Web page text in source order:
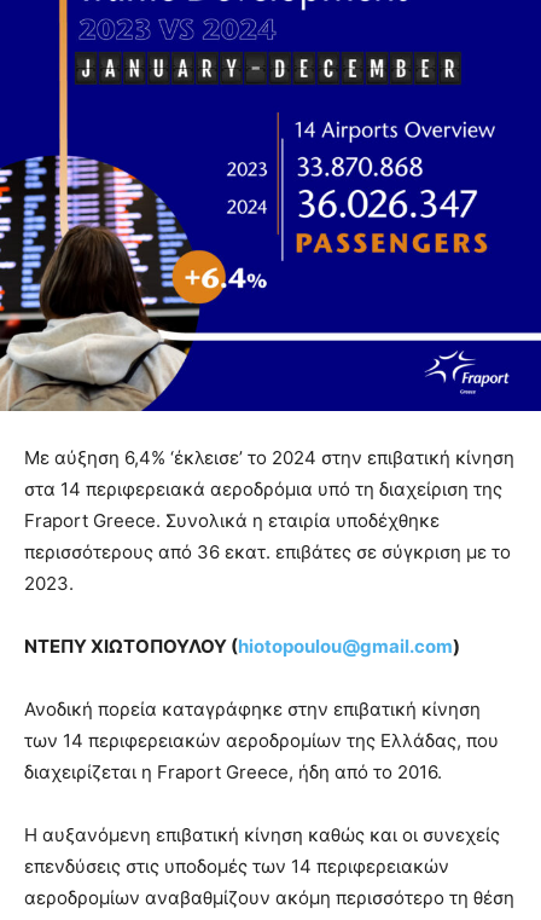
Με αύξηση 6,4% ‘έκλεισε’ το 2024 στην επιβατική κίνηση
στα 14 περιφερειακά αεροδρόμια υπό τη διαχείριση της
Fraport Greece. Συνολικά η εταιρία υποδέχθηκε
περισσότερους από 36 εκατ. επιβάτες σε σύγκριση με το
2023.
ΝΤΕΠΥ ΧΙΩΤΟΠΟΥΛΟΥ (hiotopoulou@gmail.com)
Ανοδική πορεία καταγράφηκε στην επιβατική κίνηση
των 14 περιφερειακών αεροδρομίων της Ελλάδας, που
διαχειρίζεται η Fraport Greece, ήδη από το 2016.
Η αυξανόμενη επιβατική κίνηση καθώς και οι συνεχείς
επενδύσεις στις υποδομές των 14 περιφερειακών
αεροδρομίων αναβαθμίζουν ακόμη περισσότερο τη θέση